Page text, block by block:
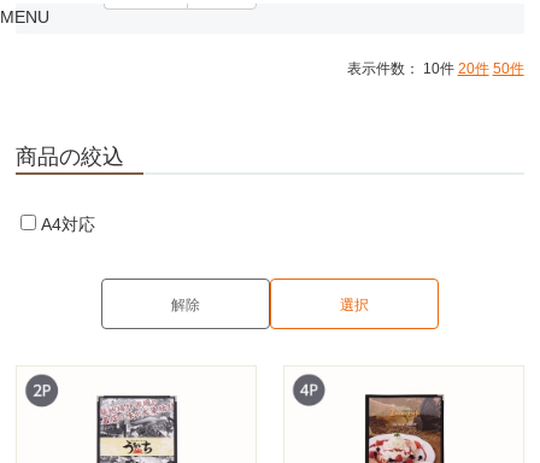
MENU
表示件数： 10件 20件 50件
商品の絞込
A4対応